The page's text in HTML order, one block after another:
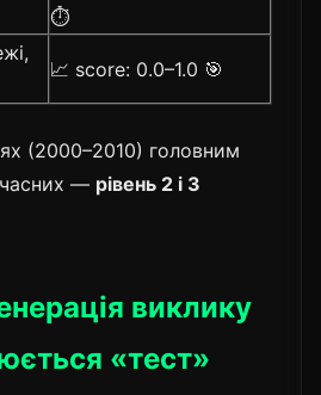
⏱️
📈 score: 0.0–1.0 🎯
(2000–2010) головним
— рівень 2 і 3
виклику
«тест»